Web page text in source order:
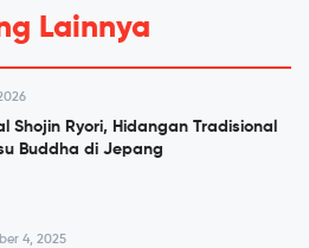
Lainnya
Shojin Ryori, Hidangan Tradisional
Buddha di Jepang
4, 2025